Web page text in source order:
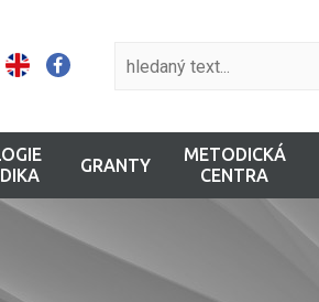
GRANTY
METODICKÁ
CENTRA